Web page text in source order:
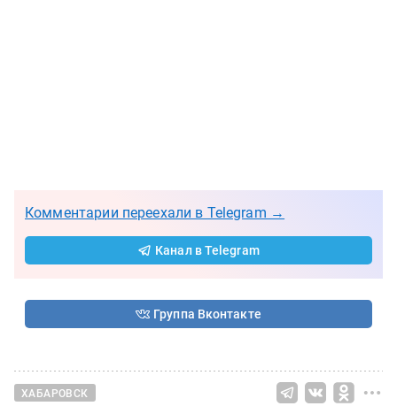
Комментарии переехали в Telegram →
Канал в Telegram
Группа Вконтакте
ХАБАРОВСК